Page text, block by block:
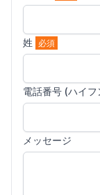
姓 必須
電話番号 (ハイフ
メッセージ